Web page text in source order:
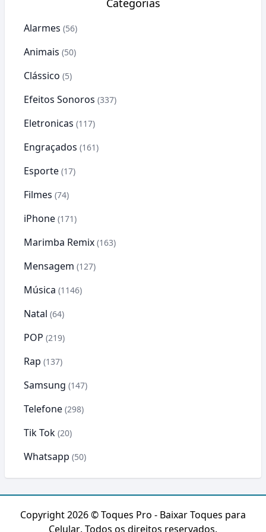
Categorias
Alarmes (56)
Animais (50)
Clássico (5)
Efeitos Sonoros (337)
Eletronicas (117)
Engraçados (161)
Esporte (17)
Filmes (74)
iPhone (171)
Marimba Remix (163)
Mensagem (127)
Música (1146)
Natal (64)
POP (219)
Rap (137)
Samsung (147)
Telefone (298)
Tik Tok (20)
Whatsapp (50)
Copyright 2026 ©Toques Pro - Baixar Toques para
Celular. Todos os direitos reservados.